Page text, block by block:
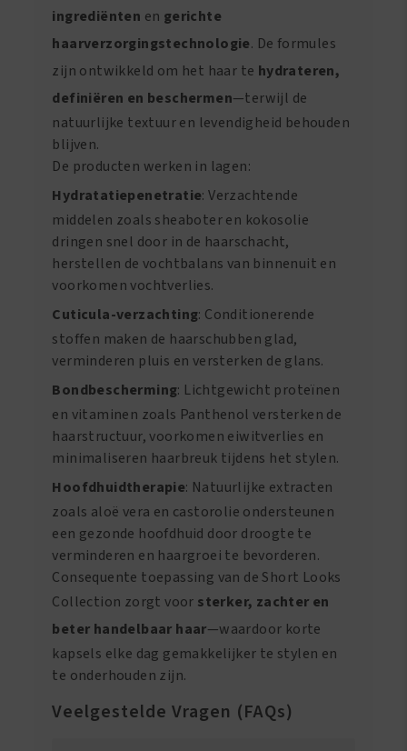
ingrediënten en gerichte
haarverzorgingstechnologie. De formules
zijn ontwikkeld om het haar te hydrateren,
definiëren en beschermen—terwijl de
natuurlijke textuur en levendigheid behouden
blijven.
De producten werken in lagen:
Hydratatiepenetratie: Verzachtende
middelen zoals sheaboter en kokosolie
dringen snel door in de haarschacht,
herstellen de vochtbalans van binnenuit en
voorkomen vochtverlies.
Cuticula-verzachting: Conditionerende
stoffen maken de haarschubben glad,
verminderen pluis en versterken de glans.
Bondbescherming: Lichtgewicht proteïnen
en vitaminen zoals Panthenol versterken de
haarstructuur, voorkomen eiwitverlies en
minimaliseren haarbreuk tijdens het stylen.
Hoofdhuidtherapie: Natuurlijke extracten
zoals aloë vera en castorolie ondersteunen
een gezonde hoofdhuid door droogte te
verminderen en haargroei te bevorderen.
Consequente toepassing van de Short Looks
Collection zorgt voor sterker, zachter en
beter handelbaar haar—waardoor korte
kapsels elke dag gemakkelijker te stylen en
te onderhouden zijn.
Veelgestelde Vragen (FAQs)